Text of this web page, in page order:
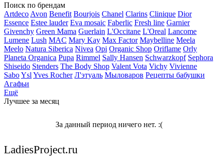
Поиск по брендам
Artdeco Avon Benefit Bourjois Chanel Clarins Clinique Dior
Essence Estee lauder Eva mosaic Faberlic Fresh line Garnier
Givenchy Green Mama Guerlain L'Occitane L'Oreal Lancome
Lumene Lush MAC Mary Kay Max Factor Maybelline Meela
Meelo Natura Siberica Nivea Opi Organic Shop Oriflame Orly
Planeta Organica Pupa Rimmel Sally Hansen Schwarzkopf Sephora
Shiseido Stenders The Body Shop Valent Vota Vichy Vivienne
SaboYsl Yves Rocher Л'этуаль Мыловаров Рецепты бабушки
Агафьи
Ещё
Лучшее за месяц
За данный период ничего нет. :(
LadiesProject.ru